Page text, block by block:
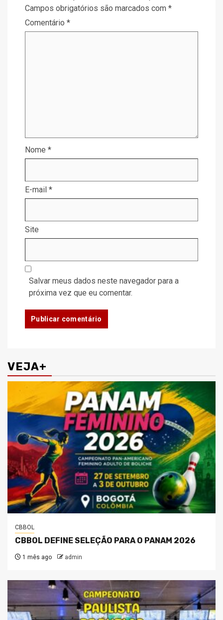
Campos obrigatórios são marcados com *
Comentário *
Nome *
E-mail *
Site
Salvar meus dados neste navegador para a
próxima vez que eu comentar.
VEJA+
CBBOL
CBBOL DEFINE SELEÇÃO PARA O PANAM 2026
1 mês ago admin